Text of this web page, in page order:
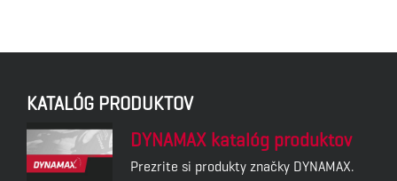
KATALÓG PRODUKTOV
DYNAMAX katalóg produktov
Prezrite si produkty značky DYNAMAX.